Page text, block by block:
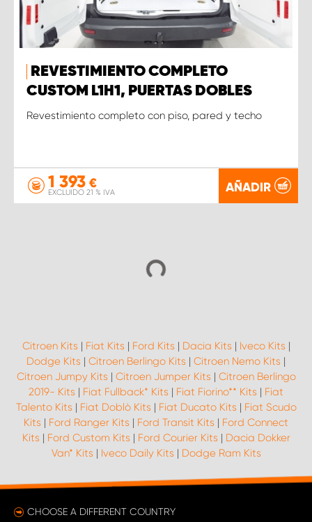
REVESTIMIENTO COMPLETO
CUSTOM L1H1, PUERTAS DOBLES
Revestimiento completo con piso, pared y techo
1 393 €
EXCLUIDO 21 % IVA AÑADIR
Citroen Kits | Fiat Kits | Ford Kits | Dacia Kits | Iveco Kits |
Dodge Kits | Citroen Berlingo Kits | Citroen Nemo Kits |
Citroen Jumpy Kits | Citroen Jumper Kits | Citroen Berlingo
2019- Kits | Fiat Fullback* Kits | Fiat Fiorino** Kits | Fiat
Talento Kits | Fiat Doblò Kits | Fiat Ducato Kits | Fiat Scudo
Kits | Ford Ranger Kits | Ford Transit Kits | Ford Connect
Kits | Ford Custom Kits | Ford Courier Kits | Dacia Dokker
Van* Kits | Iveco Daily Kits | Dodge Ram Kits
CHOOSE A DIFFERENT COUNTRY